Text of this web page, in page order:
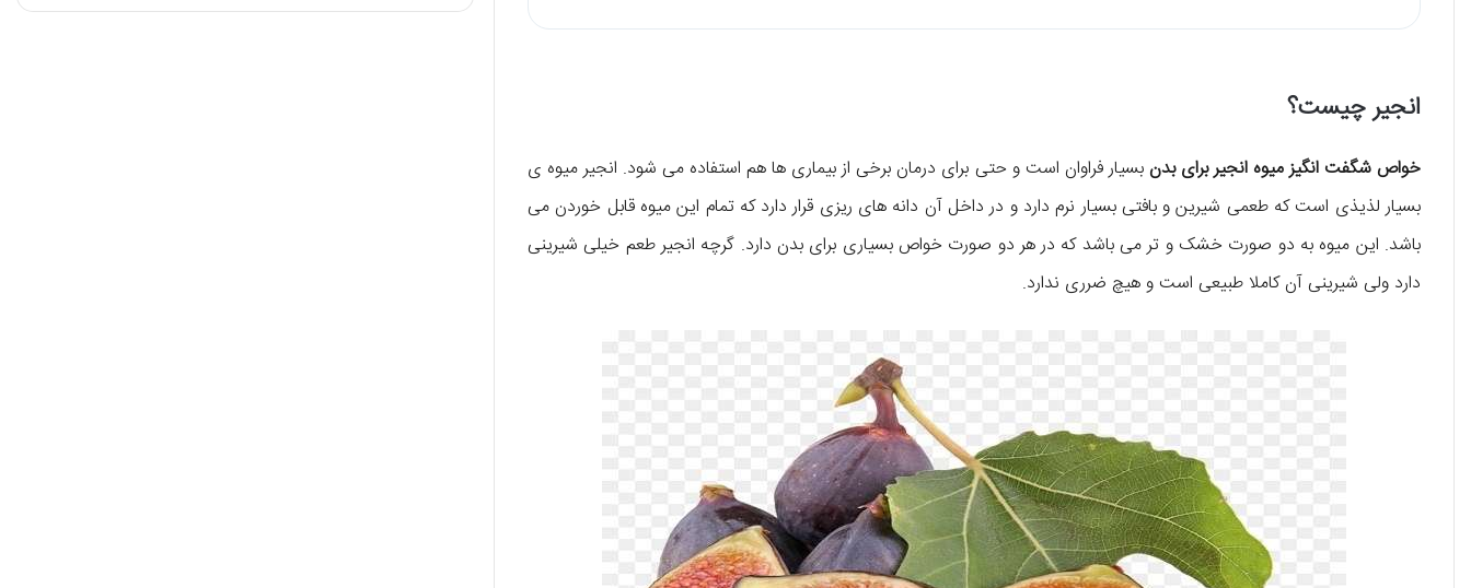
انجیر چیست؟
خواص شگفت انگیز میوه انجیر برای بدنبسیار فراوان است و حتی برای درمان برخی از بیماری ها هم استفاده می شود. انجیر میوه ی
بسیار لذیذی است که طعمی شیرین و بافتی بسیار نرم دارد و در داخل آن دانه های ریزی قرار دارد که تمام این میوه قابل خوردن می
باشد. این میوه به دو صورت خشک و تر می باشد که در هر دو صورت خواص بسیاری برای بدن دارد. گرچه انجیر طعم خیلی شیرینی
دارد ولی شیرینی آن کاملا طبیعی است و هیچ ضرری ندارد.